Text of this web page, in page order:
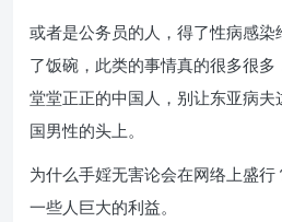
或者是公务员的人，得了性病感
了饭碗，此类的事情真的很多很
堂堂正正的中国人，别让东亚病夫
国男性的头上。
为什么手婬无害论会在网络上盛
一些人巨大的利益。